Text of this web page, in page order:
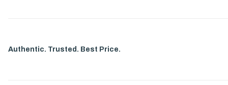
Authentic. Trusted. Best Price.